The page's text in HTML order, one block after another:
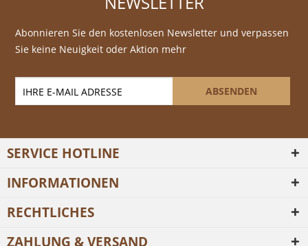
Abonnieren Sie den kostenlosen Newsletter und verpassen
Sie keine Neuigkeit oder Aktion mehr
ABSENDEN
SERVICE HOTLINE
INFORMATIONEN
RECHTLICHES
ZAHLUNG & VERSAND